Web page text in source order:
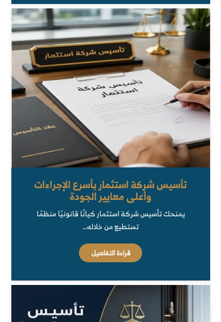
تأسيس شركة استثمار بأسرع الإجراءات
وأعلى معايير الجودة
يمنحك تأسيس شركة استثمار كيانًا قانونيًا منظمًا
تستطيع من خلاله…
قراءة التفاصيل